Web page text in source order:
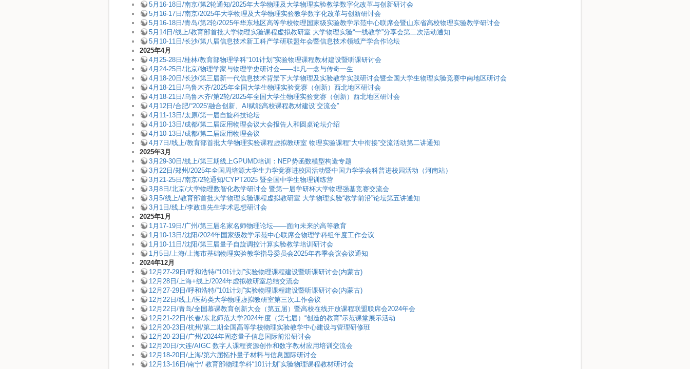
5月16-18日/南京/第2轮通知/2025年大学物理及大学物理实验教学数字化改革与创新研讨会
5月16-17日/南京/2025年大学物理及大学物理实验教学数字化改革与创新研讨会
5月16-18日/青岛/第2轮/2025年华东地区高等学校物理国家级实验教学示范中心联席会暨山东省高校物理实验教学研讨会
5月14日/线上/教育部首批大学物理实验课程虚拟教研室 大学物理实验“一线教学”分享会第二次活动通知
5月10-11日/长沙/第八届信息技术新工科产学研联盟年会暨信息技术领域产学合作论坛
2025年4月
4月25-28日/桂林/教育部物理学科“101计划”实验物理课程教材建设暨听课研讨会
4月24-25日/北京/物理学家与物理学史研讨会——非凡一念与传奇一生
4月18-20日/长沙/第三届新一代信息技术背景下大学物理及实验教学实践研讨会暨全国大学生物理实验竞赛中南地区研讨会
4月18-21日/乌鲁木齐/2025年全国大学生物理实验竞赛（创新）西北地区研讨会
4月18-21日/乌鲁木齐/第2轮/2025年全国大学生物理实验竞赛（创新）西北地区研讨会
4月12日/合肥/“2025‘融合创新、AI赋能高校课程教材建设’交流会”
4月11-13日/太原/第一届自旋科技论坛
4月10-13日/成都/第二届应用物理会议大会报告人和圆桌论坛介绍
4月10-13日/成都/第二届应用物理会议
4月7日/线上/教育部首批大学物理实验课程虚拟教研室 物理实验课程“大中衔接”交流活动第二讲通知
2025年3月
3月29-30日/线上/第三期线上GPUMD培训：NEP势函数模型构造专题
3月22日/郑州/2025年全国周培源大学生力学竞赛进校园活动暨中国力学学会科普进校园活动（河南站）
3月21-25日/南京/2轮通知/CYPT2025 暨全国中学生物理训练营
3月8日/北京/大学物理数智化教学研讨会 暨第一届学研杯大学物理强基竞赛交流会
3月5/线上/教育部首批大学物理实验课程虚拟教研室 大学物理实验“教学前沿”论坛第五讲通知
3月1日/线上/李政道先生学术思想研讨会
2025年1月
1月17-19日/广州/第三届名家名师物理论坛——面向未来的高等教育
1月10-13日/沈阳/2024年国家级教学示范中心联席会物理学科组年度工作会议
1月10-11日/沈阳/第三届量子自旋调控计算实验教学培训研讨会
1月5日/上海/上海市基础物理实验教学指导委员会2025年春季会议会议通知
2024年12月
12月27-29日/呼和浩特/“101计划”实验物理课程建设暨听课研讨会(内蒙古)
12月28日/上海+线上/2024年虚拟教研室总结交流会
12月27-29日/呼和浩特/“101计划”实验物理课程建设暨听课研讨会(内蒙古)
12月22日/线上/医药类大学物理虚拟教研室第三次工作会议
12月22日/青岛/全国慕课教育创新大会（第五届）暨高校在线开放课程联盟联席会2024年会
12月21-22日/长春/东北师范大学2024年度（第七届）“创造的教育”示范课堂展示活动
12月20-23日/杭州/第二期全国高等学校物理实验教学中心建设与管理研修班
12月20-23日/广州/2024年固态量子信息国际前沿研讨会
12月20日/大连/AIGC 数字人课程资源创作和数字教材应用培训交流会
12月18-20日/上海/第六届拓扑量子材料与信息国际研讨会
12月13-16日/南宁/ 教育部物理学科“101计划”实验物理课程教材研讨会